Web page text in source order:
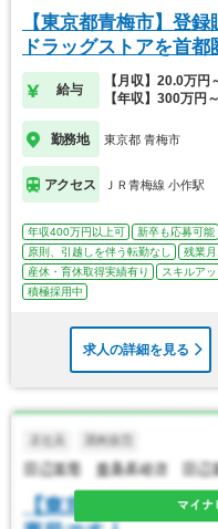
【東京都青梅市】登
ドラッグストアを首都
給与
【月収】20.0万
【年収】300万円
勤務地 東京都 青梅市
アクセス ＪＲ青梅線 小作駅
年収400万円以上可 新卒も応募可能
原則、引越しを伴う転勤なし
残業
産休・育休取得実績有り
スキルア
積極採用中
求人の詳細を見る